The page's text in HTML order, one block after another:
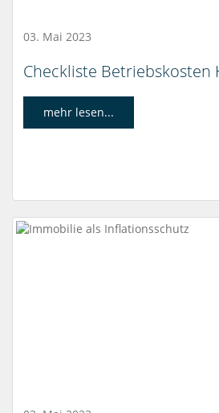
03. Mai 2023
Checkliste Betriebskosten
mehr lesen...